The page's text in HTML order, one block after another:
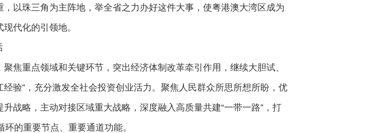
以珠三角为主阵地，举全省之力办好这件大事，使粤港澳大湾区成为
代化的引领地。
焦重点领域和关键环节，突出经济体制改革牵引作用，继续大胆试、
验”，充分激发全社会投资创业活力。聚焦人民群众所思所想所盼，优
战略，主动对接区域重大战略，深度融入高质量共建“一带一路”，打
的重要节点、重要通道功能。